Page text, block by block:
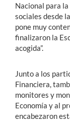
Nacional para
sociales desde
pone muy
finalizaron la
acogida”.
Junto a los
Financiera,
monitores y
Economía y al
encabezaron